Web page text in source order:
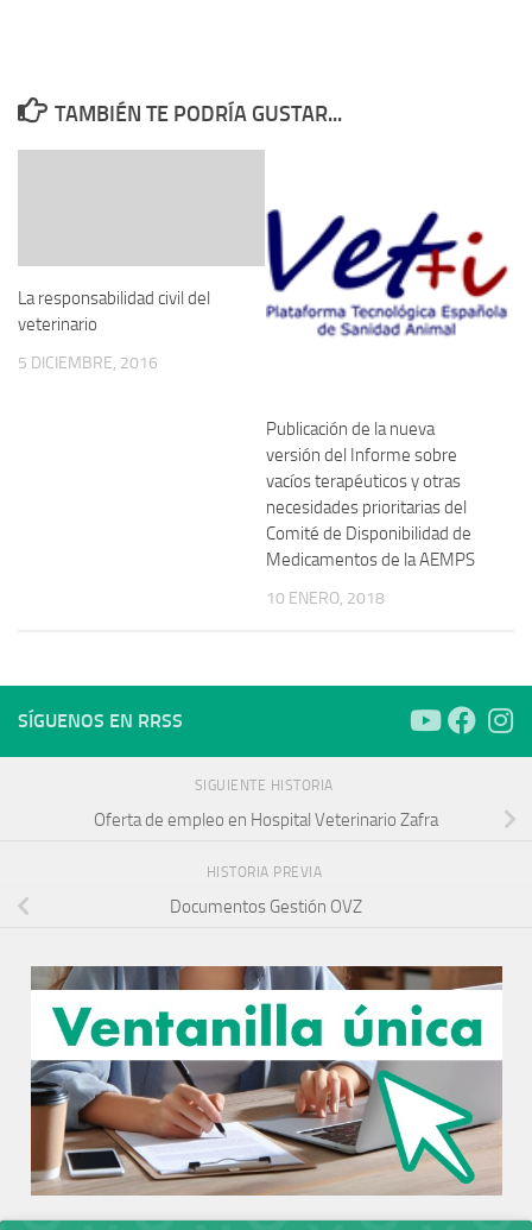
TAMBIÉN TE PODRÍA GUSTAR...
La responsabilidad civil del
veterinario
5 DICIEMBRE, 2016
Publicación de la nueva
versión del Informe sobre
vacíos terapéuticos y otras
necesidades prioritarias del
Comité de Disponibilidad de
Medicamentos de la AEMPS
10 ENERO, 2018
SÍGUENOS EN RRSS
SIGUIENTE HISTORIA
Oferta de empleo en Hospital Veterinario Zafra
HISTORIA PREVIA
Documentos Gestión OVZ